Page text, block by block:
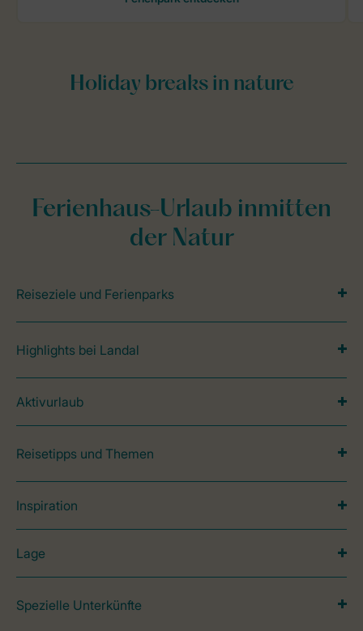
Ferienhaus-Urlaub inmitten
der Natur
Reiseziele und Ferienparks
Highlights bei Landal
Aktivurlaub
Reisetipps und Themen
Inspiration
Lage
Spezielle Unterkünfte